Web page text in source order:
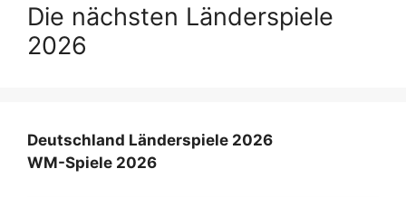
Die nächsten Länderspiele
2026
Deutschland Länderspiele 2026
WM-Spiele 2026